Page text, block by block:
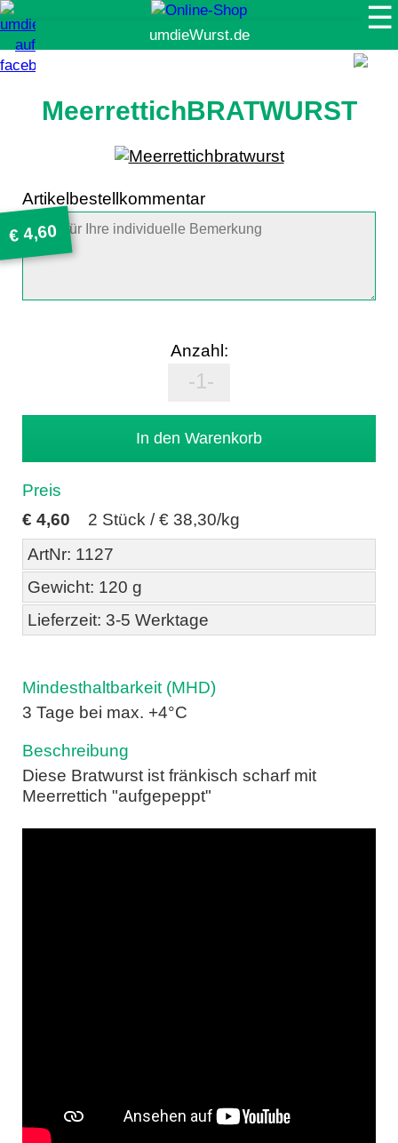
MeerrettichBRATWURST
€4,60
Artikelbestellkommentar
Anzahl:
Preis
€ 4,60 2 Stück /€ 38,30/kg
ArtNr: 1127
Gewicht: 120 g
Lieferzeit: 3-5 Werktage
Mindesthaltbarkeit (MHD)
3 Tage bei max. +4°C
Beschreibung
Diese Bratwurst ist fränkisch scharf mit
Meerrettich "aufgepeppt"
☰